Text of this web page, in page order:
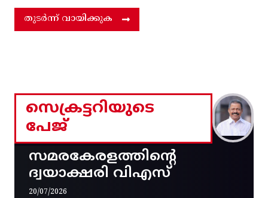
തുടർന്ന് വായിക്കുക
സെക്രട്ടറിയുടെ
പേജ്
സമരകേരളത്തിൻ്റെ
ദ്വയാക്ഷരി വിഎസ്
20/07/2026